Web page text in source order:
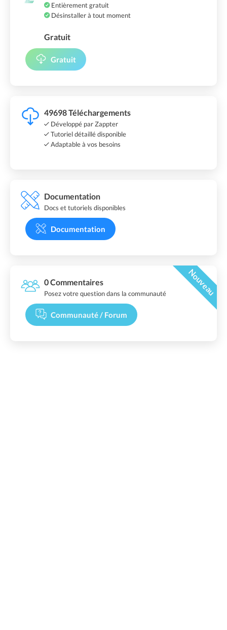
Entièrement gratuit
Désinstaller à tout moment
Gratuit
Gratuit
49698 Téléchargements
Développé par Zappter
Tutoriel détaillé disponible
Adaptable à vos besoins
Documentation
Docs et tutoriels disponibles
Documentation
0 Commentaires Nouveau
Posez votre question dans la communauté
Communauté / Forum